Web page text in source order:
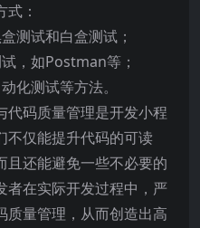
：
测试和白盒测试；
，如Postman等；
化测试等方法。
代码质量管理是开发小程
不仅能提升代码的可读
且还能避免一些不必要的
者在实际开发过程中，严
质量管理，从而创造出高